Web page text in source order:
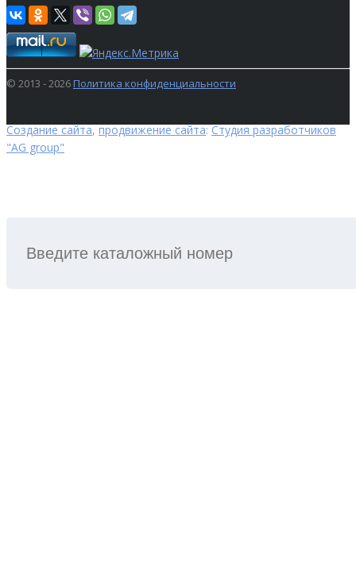
© 2013 - 2026Политика конфиденциальности
Создание сайта,продвижение сайта:Студия разработчиков
"AG group"